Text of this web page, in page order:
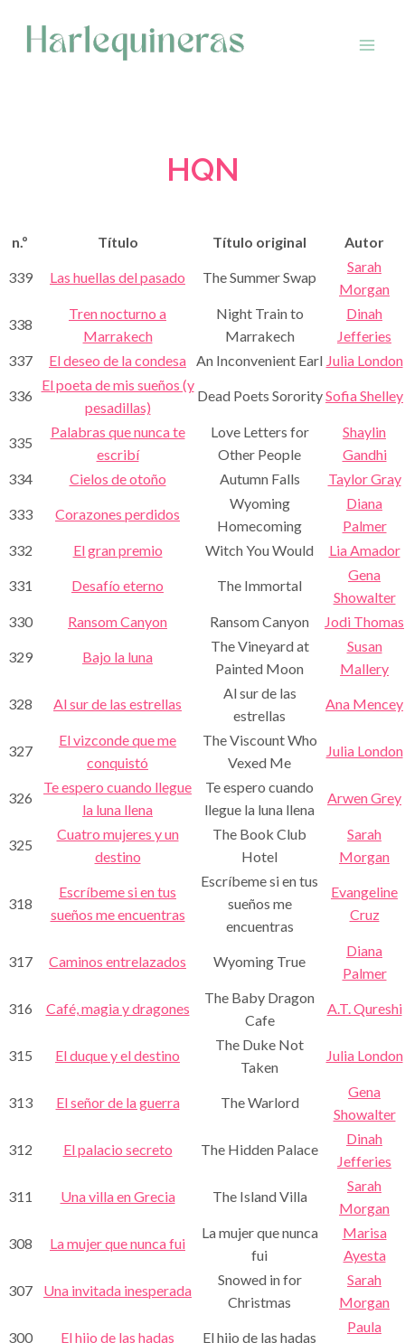
contenido
HQN
n.º Título Título original Autor
339 Las huellas del pasado The Summer Swap
Sarah
Morgan
338
Tren nocturno a
Marrakech
Night Train to
Marrakech
Dinah
Jefferies
337
El deseo de la condesa An Inconvenient Earl Julia London
336
El poeta de mis sueños (y
pesadillas)
Dead Poets SororitySofia Shelley
335
Palabras que nunca te
escribí
Love Letters for
Other People
Shaylin
Gandhi
334
Cielos de otoño Autumn Falls Taylor Gray
333 Corazones perdidos
Wyoming
Homecoming
Diana
Palmer
332
El gran premio Witch You Would Lia Amador
331 Desafío eterno The Immortal
Gena
Showalter
330
Ransom Canyon Ransom Canyon Jodi Thomas
329 Bajo la luna
The Vineyard at
Painted Moon
Susan
Mallery
328 Al sur de las estrellas
Al sur de las
estrellas
Ana Mencey
327
El vizconde que me
conquistó
The Viscount Who
Vexed Me
Julia London
326
Te espero cuando llegue
la luna llena
Te espero cuando
llegue la luna llena
Arwen Grey
325
Cuatro mujeres y un
destino
The Book Club
Hotel
Sarah
Morgan
318
Escríbeme si en tus
sueños me encuentras
Escríbeme si en tus
sueños me
encuentras
Evangeline
Cruz
317 Caminos entrelazados Wyoming True
Diana
Palmer
316 Café, magia y dragones
The Baby Dragon
Cafe
A.T. Qureshi
315 El duque y el destino
The Duke Not
Taken
Julia London
313 El señor de la guerra The Warlord
Gena
Showalter
312 El palacio secreto The Hidden Palace
Dinah
Jefferies
311 Una villa en Grecia The Island Villa
Sarah
Morgan
308 La mujer que nunca fui
La mujer que nunca
fui
Marisa
Ayesta
307 Una invitada inesperada
Snowed in for
Christmas
Sarah
Morgan
300 El hijo de las hadas El hijo de las hadas
Paula